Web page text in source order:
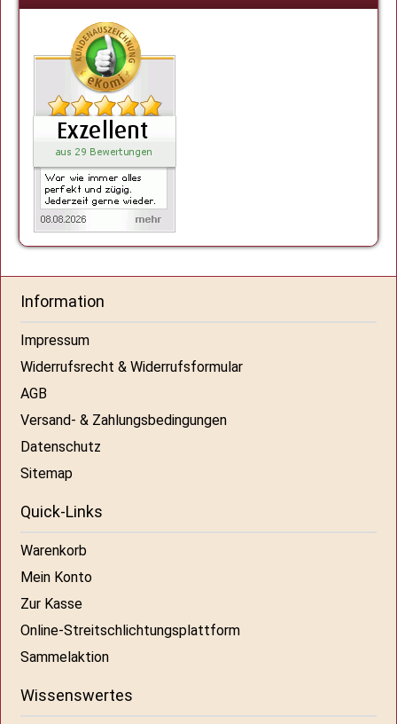
Information
Impressum
Widerrufsrecht & Widerrufsformular
AGB
Versand- & Zahlungsbedingungen
Datenschutz
Sitemap
Quick-Links
Warenkorb
Mein Konto
Zur Kasse
Online-Streitschlichtungsplattform
Sammelaktion
Wissenswertes